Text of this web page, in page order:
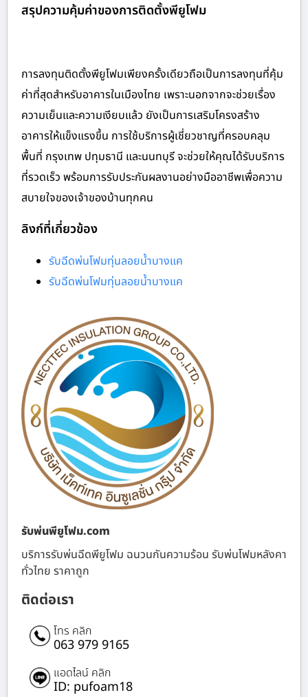
สรุปความคุ้มค่าของการติดตั้งพียูโฟม
การลงทุนติดตั้งพียูโฟมเพียงครั้งเดียวถือเป็นการลงทุนที่คุ้ม
ค่าที่สุดสำหรับอาคารในเมืองไทย เพราะนอกจากจะช่วยเรื่อง
ความเย็นและความเงียบแล้ว ยังเป็นการเสริมโครงสร้าง
อาคารให้แข็งแรงขึ้น การใช้บริการผู้เชี่ยวชาญที่ครอบคลุม
พื้นที่ กรุงเทพ ปทุมธานี และนนทบุรี จะช่วยให้คุณได้รับบริการ
ที่รวดเร็ว พร้อมการรับประกันผลงานอย่างมืออาชีพเพื่อความ
สบายใจของเจ้าของบ้านทุกคน
ลิงก์ที่เกี่ยวข้อง
รับฉีดพ่นโฟมทุ่นลอยน้ำบางแค
รับฉีดพ่นโฟมทุ่นลอยน้ำบางแค
รับพ่นพียูโฟม.com
บริการรับพ่นฉีดพียูโฟม ฉนวนกันความร้อน รับพ่นโฟมหลังคา
ทั่วไทย ราคาถูก
ติดต่อเรา
โทร คลิก
063 979 9165
แอดไลน์ คลิก
ID: pufoam18